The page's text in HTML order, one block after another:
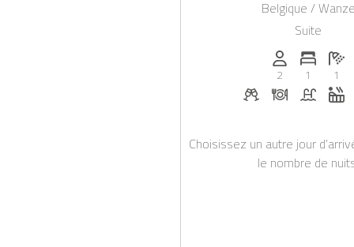
balnéo
Belgique / Wanze
Suite
Personnes
2
Nombre
1
1
Boissons de
Dîner surPiscine
Choisissez un autre jour
le nombre de